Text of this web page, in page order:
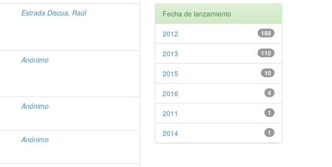
Estrada Discua, Raúl
Anónimo
Anónimo
Anónimo
Fecha de lanzamiento
188
2012
110
2013
10
2015
4
2016
1
2011
1
2014